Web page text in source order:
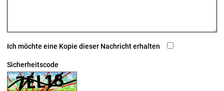
Ich möchte eine Kopie dieser Nachricht erhalten
Sicherheitscode